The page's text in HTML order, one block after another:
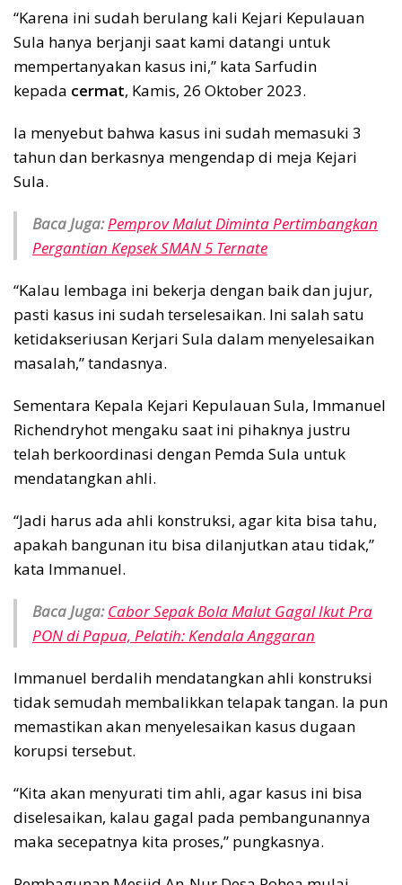
“Karena ini sudah berulang kali Kejari Kepulauan
Sula hanya berjanji saat kami datangi untuk
mempertanyakan kasus ini,” kata Sarfudin
kepada cermat, Kamis, 26 Oktober 2023.
Ia menyebut bahwa kasus ini sudah memasuki 3
tahun dan berkasnya mengendap di meja Kejari
Sula.
Baca Juga:Pemprov Malut Diminta Pertimbangkan
Pergantian Kepsek SMAN 5 Ternate
“Kalau lembaga ini bekerja dengan baik dan jujur,
pasti kasus ini sudah terselesaikan. Ini salah satu
ketidakseriusan Kerjari Sula dalam menyelesaikan
masalah,” tandasnya.
Sementara Kepala Kejari Kepulauan Sula, Immanuel
Richendryhot mengaku saat ini pihaknya justru
telah berkoordinasi dengan Pemda Sula untuk
mendatangkan ahli.
“Jadi harus ada ahli konstruksi, agar kita bisa tahu,
apakah bangunan itu bisa dilanjutkan atau tidak,”
kata Immanuel.
Baca Juga:Cabor Sepak Bola Malut Gagal Ikut Pra
PON di Papua, Pelatih: Kendala Anggaran
Immanuel berdalih mendatangkan ahli konstruksi
tidak semudah membalikkan telapak tangan. Ia pun
memastikan akan menyelesaikan kasus dugaan
korupsi tersebut.
“Kita akan menyurati tim ahli, agar kasus ini bisa
diselesaikan, kalau gagal pada pembangunannya
maka secepatnya kita proses,” pungkasnya.